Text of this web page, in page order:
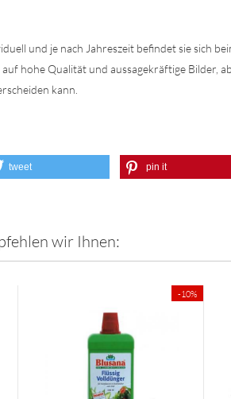
und je nach Jahreszeit befindet sie sich
hohe Qualität und aussagekräftige Bilder,
kann.
tweet pin it
wir Ihnen:
-10%